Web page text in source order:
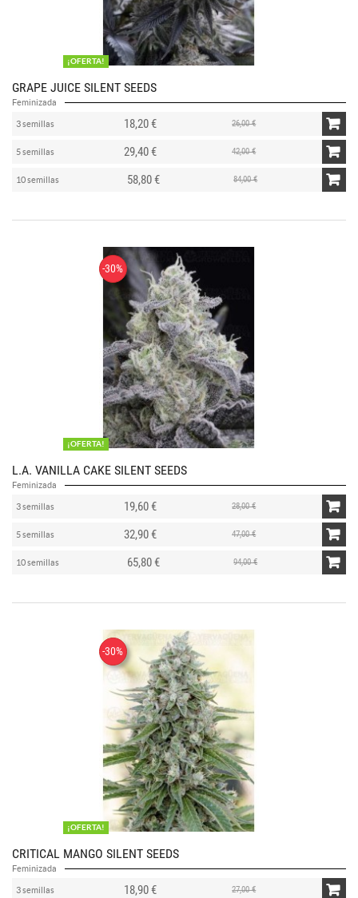
¡OFERTA!
GRAPE JUICE SILENT SEEDS
Feminizada
3 semillas 18,20 € 26,00 €
5 semillas 29,40 € 42,00 €
10 semillas 58,80 € 84,00 €
-30%
¡OFERTA!
L.A. VANILLA CAKE SILENT SEEDS
Feminizada
3 semillas 19,60 € 28,00 €
5 semillas 32,90 € 47,00 €
10 semillas 65,80 € 94,00 €
-30%
¡OFERTA!
CRITICAL MANGO SILENT SEEDS
Feminizada
3 semillas 18,90 € 27,00 €